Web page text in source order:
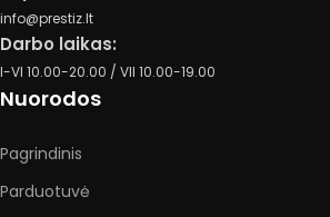
info@prestiz.lt
Darbo laikas:
I-VI 10.00-20.00 / VII 10.00-19.00
Nuorodos
Pagrindinis
Parduotuvė